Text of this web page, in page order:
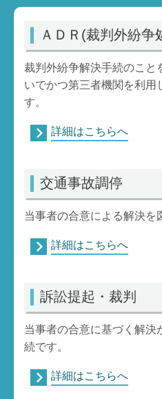
ＡＤＲ(裁判外紛争
裁判外紛争解決手続のこと
いでかつ第三者機関を利用
す。
詳細はこちらへ
交通事故調停
当事者の合意による解決を
詳細はこちらへ
訴訟提起・裁判
当事者の合意に基づく解決
続です。
詳細はこちらへ